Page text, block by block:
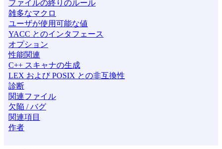
ファイルの終りのルール
雑多なマクロ
ユーザが使用可能な値
YACC とのインタフェース
オプション
性能関連
C++ スキャナの生成
LEX および POSIX との非互換性
診断
関連ファイル
欠陥 / バグ
関連項目
作者